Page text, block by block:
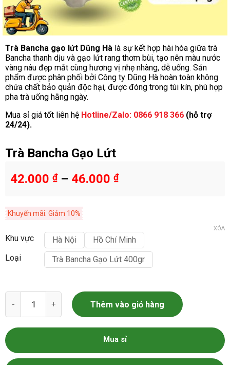
Trà Bancha gạo lứt Dũng Hà là sự kết hợp hài hòa giữa trà
Bancha thanh dịu và gạo lứt rang thơm bùi, tạo nên màu nước
vàng nâu đẹp mắt cùng hương vị nhẹ nhàng, dễ uống. Sản
phẩm được phân phối bởi Công ty Dũng Hà hoàn toàn không
chứa chất bảo quản độc hại, được đóng trong túi kín, phù hợp
pha trà uống hằng ngày.
Mua sỉ giá tốt liên hệ Hotline/Zalo: 0866 918 366 (hỗ trợ
24/24).
Trà Bancha Gạo Lứt
42.000 ₫– 46.000 ₫
Khuyến mãi: Giảm 10%
Khu vực Hà Nội
Hồ Chí Minh
Loại
Trà Bancha Gạo Lứt 400gr
XÓA
Trà Bancha Gạo Lứt số lượng
Thêm vào giỏ hàng
Mua sỉ